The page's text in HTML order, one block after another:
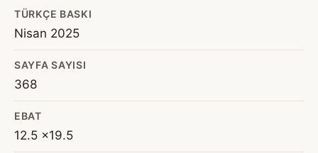
TÜRKÇE BASKI
Nisan 2025
SAYFA SAYISI
368
EBAT
12.5 x19.5